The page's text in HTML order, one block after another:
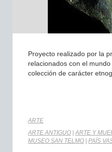
Proyecto realizado por la
relacionados con el
colección de carácter
ARTE
ARTE ANTIGUO |ARTE Y
MUSEO SAN TELMO
PAÍS